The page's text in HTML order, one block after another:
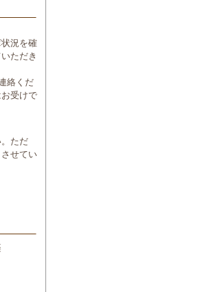
況を確
ただき
絡くだ
受けで
ただ
せてい